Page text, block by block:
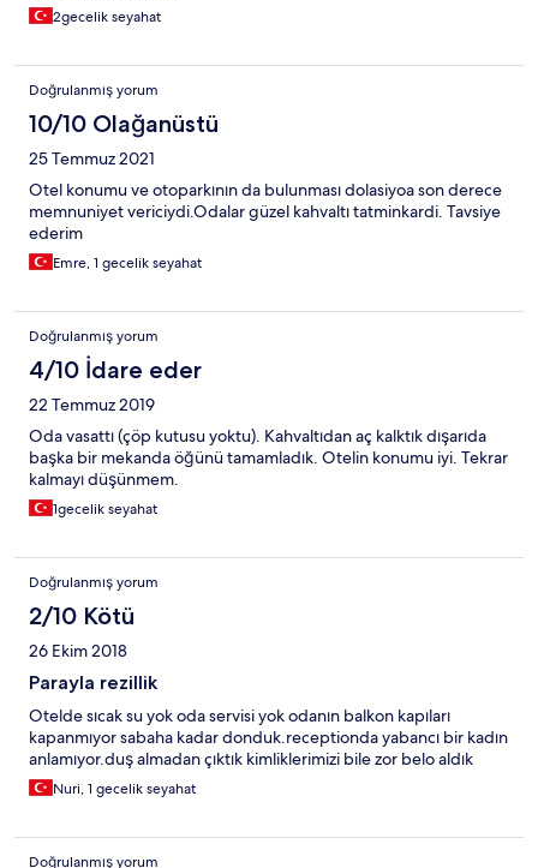
2gecelik seyahat
Doğrulanmış yorum
10/10 Olağanüstü
25 Temmuz 2021
Otel konumu ve otoparkının da bulunması dolasiyoa son derece
memnuniyet vericiydi.Odalar güzel kahvaltı tatminkardi. Tavsiye
ederim
Emre, 1 gecelik seyahat
Doğrulanmış yorum
4/10 İdare eder
22 Temmuz 2019
Oda vasattı (çöp kutusu yoktu). Kahvaltıdan aç kalktık dışarıda
başka bir mekanda öğünü tamamladık. Otelin konumu iyi. Tekrar
kalmayı düşünmem.
1gecelik seyahat
Doğrulanmış yorum
2/10 Kötü
26 Ekim 2018
Parayla rezillik
Otelde sıcak su yok oda servisi yok odanın balkon kapıları
kapanmıyor sabaha kadar donduk.receptionda yabancı bir kadın
anlamıyor.duş almadan çıktık kimliklerimizi bile zor belo aldık
Nuri, 1 gecelik seyahat
Doğrulanmış yorum